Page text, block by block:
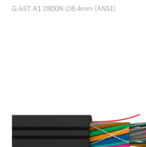
G.657.A1 2800N ∅8.4mm (ANSI)